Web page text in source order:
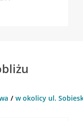
w okolicy ul.